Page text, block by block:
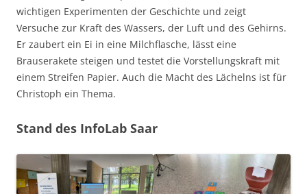
wichtigen Experimenten der Geschichte und zeigt
Versuche zur Kraft des Wassers, der Luft und des Gehirns.
Er zaubert ein Ei in eine Milchflasche, lässt eine
Brauserakete steigen und testet die Vorstellungskraft mit
einem Streifen Papier. Auch die Macht des Lächelns ist für
Christoph ein Thema.
Stand des InfoLab Saar